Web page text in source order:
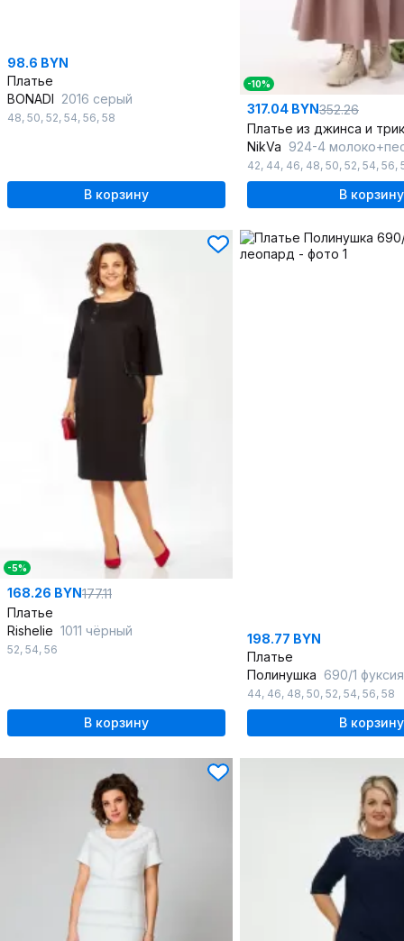
98.6 BYN
Платье
BONADI 2016 серый
48, 50, 52, 54, 56, 58
В корзину
-10%
317.04 BYN352.26
NikVa 924-4
42, 44, 46, 48, 50, 52, 54, 56,
В корзину
-5%
168.26 BYN177.11
Платье
Rishelie 1011 чёрный
52, 54, 56
В корзину
198.77 BYN
Платье
Полинушка 690/1
44, 46, 48, 50, 52, 54, 56, 58
В корзину